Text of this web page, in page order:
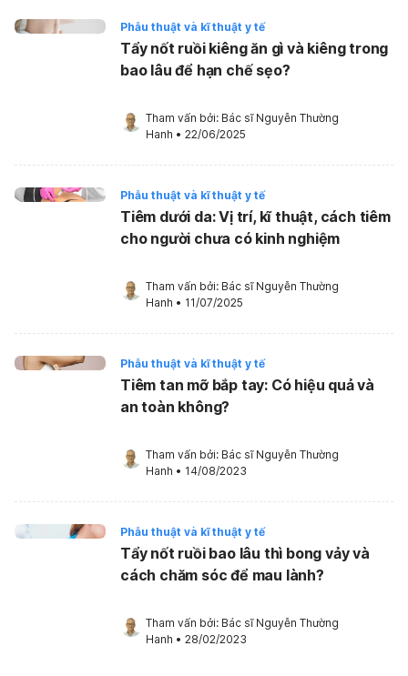
Phẫu thuật và kĩ thuật y tế
Tẩy nốt ruồi kiêng ăn gì và kiêng trong
bao lâu để hạn chế sẹo?
Tham vấn bởi: Bác sĩ Nguyễn Thường
Hanh • 22/06/2025
Phẫu thuật và kĩ thuật y tế
Tiêm dưới da: Vị trí, kĩ thuật, cách tiêm
cho người chưa có kinh nghiệm
Tham vấn bởi: Bác sĩ Nguyễn Thường
Hanh • 11/07/2025
Phẫu thuật và kĩ thuật y tế
Tiêm tan mỡ bắp tay: Có hiệu quả và
an toàn không?
Tham vấn bởi: Bác sĩ Nguyễn Thường
Hanh • 14/08/2023
Phẫu thuật và kĩ thuật y tế
Tẩy nốt ruồi bao lâu thì bong vảy và
cách chăm sóc để mau lành?
Tham vấn bởi: Bác sĩ Nguyễn Thường
Hanh • 28/02/2023